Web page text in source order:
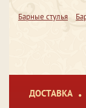
Барные стулья
ДОСТАВКА